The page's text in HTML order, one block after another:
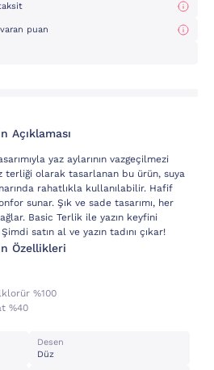
puan
Açıklaması
yaz aylarının vazgeçilmezi
terliği olarak tasarlanan bu ürün, suya
rahatlıkla kullanılabilir. Hafif
sunar. Şık ve sade tasarımı, her
Basic Terlik ile yazın keyfini
satın al ve yazın tadını çıkar!
Özellikleri
%100
%40
Desen
Düz